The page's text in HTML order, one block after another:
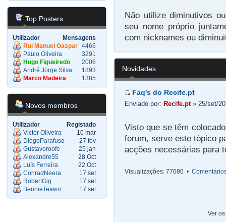
Top Posters
Utilizador
Mensagens
Rui Manuel Gaspar 4466
Paulo Oliveira
3291
Hugo Figueiredo
2006
André Jorge Silva
1893
Marco Madeira
1385
Novos membros
Utilizador
Registado
Victor Oliveira
10 mar
DiogoParafuso
27 fev
Gustavoroofe
25 jan
Alexandre55
28 Oct
Luís Ferreira
22 Oct
ConradNeera
17 set
RobertGig
17 set
BennieTeawn
17 set
Não utilize diminutivos
seu nome próprio
com nicknames ou
Novidades
Faq's do Recife.pt
Enviado por: Recife.pt» 25/set/
Visto que se têm
forum, serve este tópico
acções necessárias para
Visualizações: 77080 •
Ver